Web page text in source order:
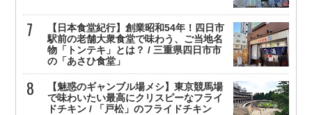
【日本食堂紀行】創業昭和54年！四日市
駅前の老舗大衆食堂で味わう、ご当地名
物「トンテキ」とは？ / 三重県四日市市
の「あさひ食堂」
【魅惑のギャンブル場メシ】東京競馬場
で味わいたい最高にクリスピーなフライ
ドチキン / 「戸松」のフライドチキン